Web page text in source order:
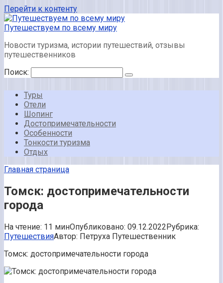
Перейти к контенту
Путешествуем по всему миру
Новости туризма, истории путешествий, отзывы
путешественников
Поиск:
Туры
Отели
Шопинг
Достопримечательности
Особенности
Тонкости туризма
Отдых
Главная страница
Томск: достопримечательности
города
На чтение: 11 минОпубликовано: 09.12.2022Рубрика:
ПутешествияАвтор: Петруха Путешественник
Томск: достопримечательности города